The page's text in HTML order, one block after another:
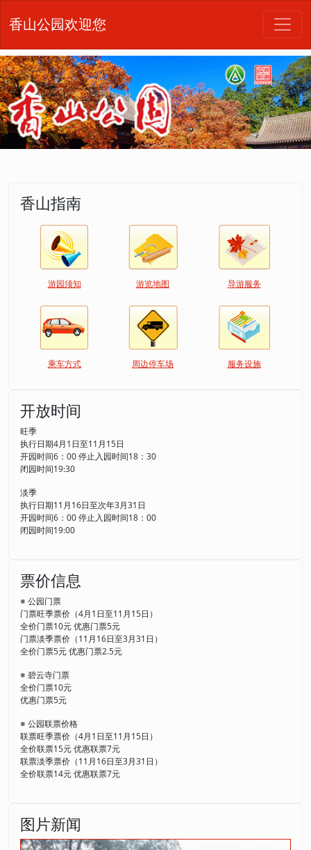
香山公园欢迎您
香山指南
游园须知 游览地图 导游服务
乘车方式 周边停车场 服务设施
开放时间
旺季
执行日期4月1日至11月15日
开园时间6：00 停止入园时间18：30
闭园时间19:30
淡季
执行日期11月16日至次年3月31日
开园时间6：00 停止入园时间18：00
闭园时间19:00
票价信息
※ 公园门票
门票旺季票价（4月1日至11月15日）
全价门票10元 优惠门票5元
门票淡季票价（11月16日至3月31日）
全价门票5元 优惠门票2.5元
※ 碧云寺门票
全价门票10元
优惠门票5元
※ 公园联票价格
联票旺季票价（4月1日至11月15日）
全价联票15元 优惠联票7元
联票淡季票价（11月16日至3月31日）
全价联票14元 优惠联票7元
图片新闻